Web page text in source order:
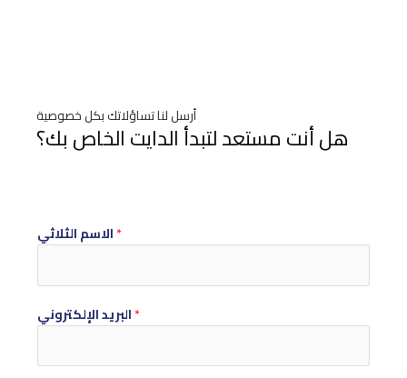
أرسل لنا تساؤلاتك بكل خصوصية
هل أنت مستعد لتبدأ الدايت الخاص بك؟
*
*